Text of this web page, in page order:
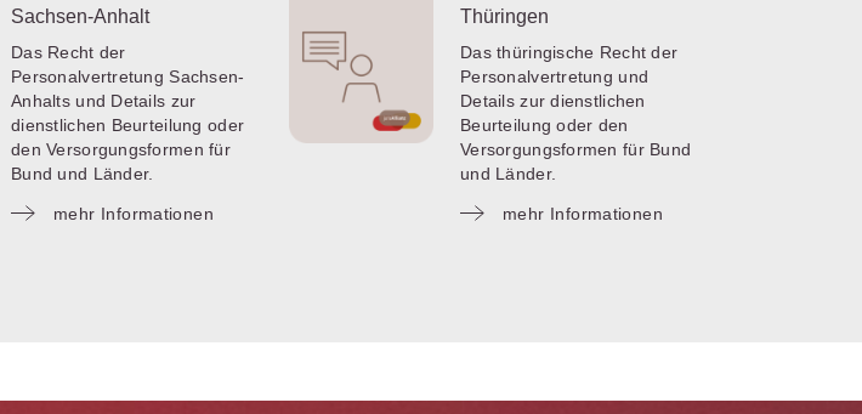
Sachsen-Anhalt
Das Recht der
Personalvertretung Sachsen-
Anhalts und Details zur
dienstlichen Beurteilung oder
den Versorgungsformen für
Bund und Länder.
mehr Informationen
Thüringen
Das thüringische Recht der
Personalvertretung und
Details zur dienstlichen
Beurteilung oder den
Versorgungsformen für Bund
und Länder.
mehr Informationen